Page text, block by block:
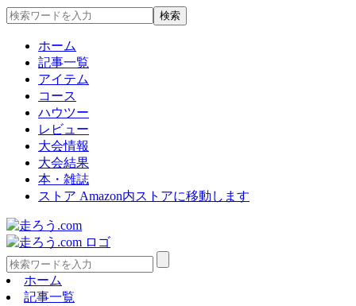
ホーム
記事一覧
アイテム
コース
ハウツー
レビュー
大会情報
大会結果
本・雑誌
ストア Amazon内ストアに移動します
ホーム
記事一覧